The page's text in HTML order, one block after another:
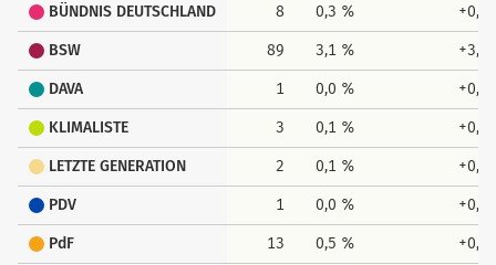
BÜNDNIS DEUTSCHLAND 8 0,3 % +0,3
BSW 89 3,1 % +3,1
DAVA 1 0,0 % +0,0
KLIMALISTE 3 0,1 % +0,1
LETZTE GENERATION 2 0,1 % +0,1
PDV 1 0,0 % +0,0
PdF 13 0,5 % +0,5